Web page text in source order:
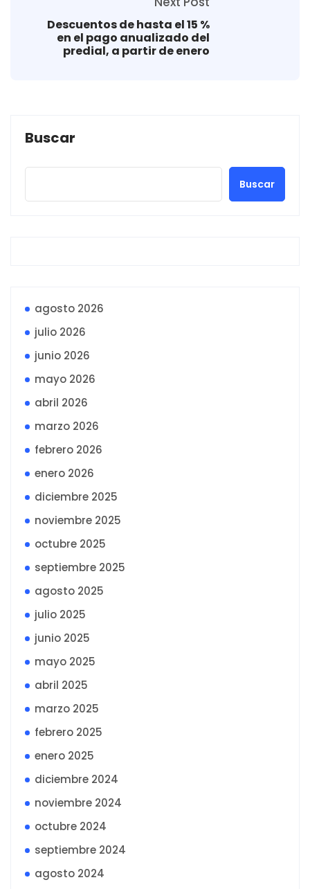
Descuentos de hasta el 15 %
en el pago anualizado del
predial, a partir de enero
Buscar
Buscar
agosto 2026
julio 2026
junio 2026
mayo 2026
abril 2026
marzo 2026
febrero 2026
enero 2026
diciembre 2025
noviembre 2025
octubre 2025
septiembre 2025
agosto 2025
julio 2025
junio 2025
mayo 2025
abril 2025
marzo 2025
febrero 2025
enero 2025
diciembre 2024
noviembre 2024
octubre 2024
septiembre 2024
agosto 2024